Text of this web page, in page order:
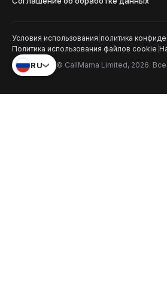
Условия использования политика
Политика использования файлов cookie
RU © CallMama Limited, 2026.